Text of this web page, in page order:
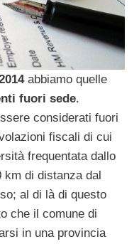
abbiamo quelle
fuori sede.
considerati fuori
fiscali di cui
frequentata dallo
km di distanza dal
al di là di questo
che il comune di
in una provincia